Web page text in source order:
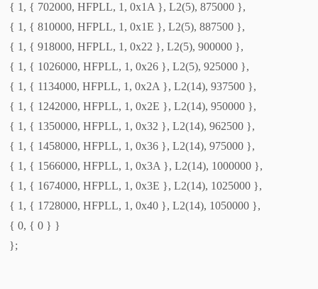
{ 1, { 702000, HFPLL, 1, 0x1A }, L2(5), 875000 },
{ 1, { 810000, HFPLL, 1, 0x1E }, L2(5), 887500 },
{ 1, { 918000, HFPLL, 1, 0x22 }, L2(5), 900000 },
{ 1, { 1026000, HFPLL, 1, 0x26 }, L2(5), 925000 },
{ 1, { 1134000, HFPLL, 1, 0x2A }, L2(14), 937500 },
{ 1, { 1242000, HFPLL, 1, 0x2E }, L2(14), 950000 },
{ 1, { 1350000, HFPLL, 1, 0x32 }, L2(14), 962500 },
{ 1, { 1458000, HFPLL, 1, 0x36 }, L2(14), 975000 },
{ 1, { 1566000, HFPLL, 1, 0x3A }, L2(14), 1000000 },
{ 1, { 1674000, HFPLL, 1, 0x3E }, L2(14), 1025000 },
{ 1, { 1728000, HFPLL, 1, 0x40 }, L2(14), 1050000 },
{ 0, { 0 } }
};